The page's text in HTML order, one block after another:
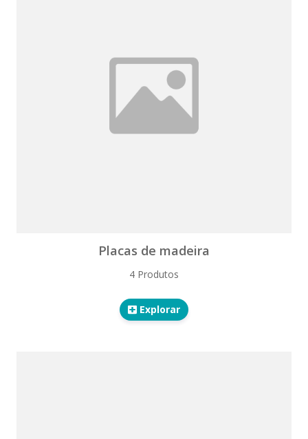
Placas de madeira
4 Produtos
Explorar